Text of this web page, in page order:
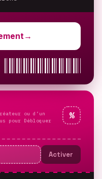
→
ou d’un
pour Débloquer
%
Activer